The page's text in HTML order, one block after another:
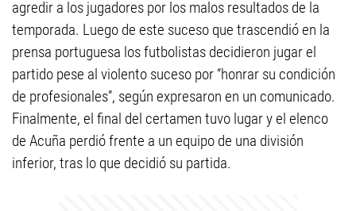
agredir a los jugadores por los malos resultados de la
temporada. Luego de este suceso que trascendió en la
prensa portuguesa los futbolistas decidieron jugar el
partido pese al violento suceso por “honrar su condición
de profesionales”, según expresaron en un comunicado.
Finalmente, el final del certamen tuvo lugar y el elenco
de Acuña perdió frente a un equipo de una división
inferior, tras lo que decidió su partida.